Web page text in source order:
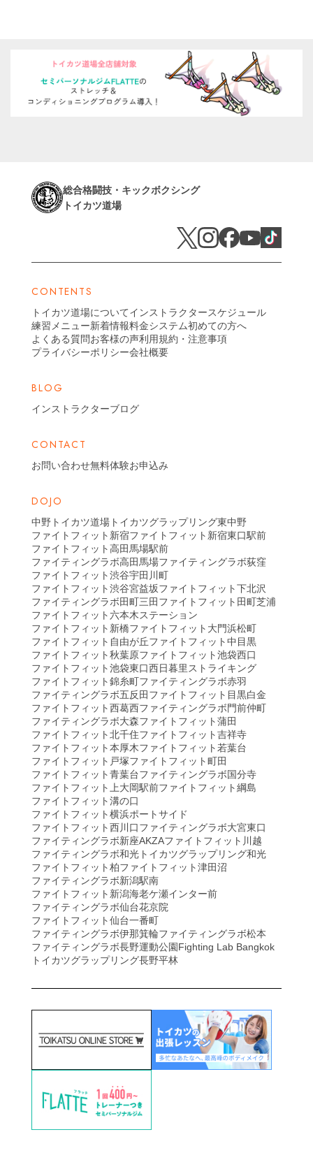
総合格闘技・キックボクシング
トイカツ道場
CONTENTS
トイカツ道場についてインストラクタースケジュール
練習メニュー新着情報料金システム初めての方へ
よくある質問お客様の声利用規約・注意事項
プライバシーポリシー会社概要
BLOG
インストラクターブログ
CONTACT
お問い合わせ無料体験お申込み
DOJO
中野トイカツ道場トイカツグラップリング東中野
ファイトフィット新宿ファイトフィット新宿東口駅前
ファイトフィット高田馬場駅前
ファイティングラボ高田馬場ファイティングラボ荻窪
ファイトフィット渋谷宇田川町
ファイトフィット渋谷宮益坂ファイトフィット下北沢
ファイティングラボ田町三田 ファイトフィット田町芝浦
ファイトフィット六本木ステーション
ファイトフィット新橋ファイトフィット大門浜松町
ファイトフィット自由が丘ファイトフィット中目黒
ファイトフィット秋葉原ファイトフィット池袋西口
ファイトフィット池袋東口西日暮里ストライキング
ファイトフィット錦糸町ファイティングラボ赤羽
ファイティングラボ五反田 ファイトフィット目黒白金
ファイトフィット西葛西ファイティングラボ門前仲町
ファイティングラボ大森ファイトフィット蒲田
ファイトフィット北千住ファイトフィット吉祥寺
ファイトフィット本厚木ファイトフィット若葉台
ファイトフィット戸塚ファイトフィット町田
ファイトフィット青葉台ファイティングラボ国分寺
ファイトフィット上大岡駅前ファイトフィット綱島
ファイトフィット溝の口
ファイトフィット横浜ポートサイド
ファイトフィット西川口ファイティングラボ大宮東口
ファイティングラボ新座AKZAファイトフィット川越
ファイティングラボ和光トイカツグラップリング和光
ファイトフィット柏ファイトフィット津田沼
ファイティングラボ新潟駅南
ファイトフィット新潟海老ケ瀬インター前
ファイティングラボ仙台花京院
ファイトフィット仙台一番町
ファイティングラボ伊那箕輪ファイティングラボ松本
ファイティングラボ長野運動公園Fighting Lab Bangkok
トイカツグラップリング長野平林